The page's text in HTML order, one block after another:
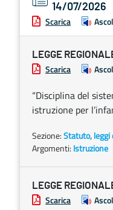
14/07/2026
Scarica
LEGGE
Scarica
“Disciplina del
istruzione per
Sezione:Statuto,
Argomenti: Istruzione
LEGGE
Scarica